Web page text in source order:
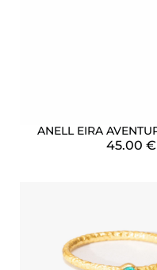
ANELL EIRA
45.00 €